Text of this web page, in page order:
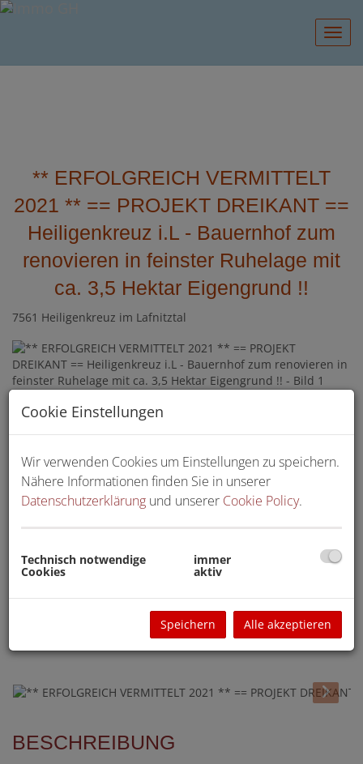
** ERFOLGREICH VERMITTELT
2021 ** == PROJEKT DREIKANT ==
Heiligenkreuz i.L - Bauernhof zum
renovieren in feinster Ruhelage mit
ca. 3,5 Hektar Eigengrund !!
7561 Heiligenkreuz im Lafnitztal
BESCHREIBUNG
Cookie Einstellungen
Wir verwenden Cookies um Einstellungen zu speichern.
Nähere Informationen finden Sie in unserer
Datenschutzerklärung und unserer Cookie Policy.
Technisch notwendige
Cookies
immer
aktiv
Speichern Alle akzeptieren